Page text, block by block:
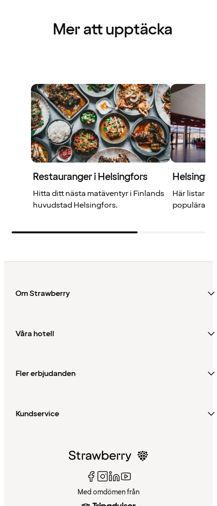
Mer att upptäcka
Restauranger i Helsingfors
Hitta ditt nästa matäventyr i Finlands
huvudstad Helsingfors.
Här listar vi
populära
Om Strawberry
Våra hotell
Fler erbjudanden
Kundservice
Med omdömen från